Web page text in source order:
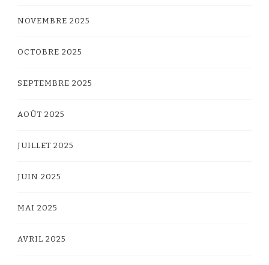
NOVEMBRE 2025
OCTOBRE 2025
SEPTEMBRE 2025
AOÛT 2025
JUILLET 2025
JUIN 2025
MAI 2025
AVRIL 2025